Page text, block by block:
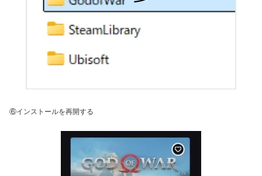
⑥インストールを再開する